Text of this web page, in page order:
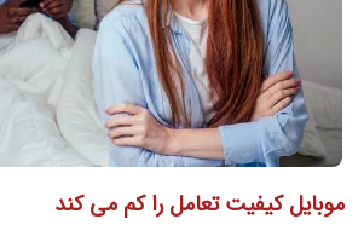
موبایل کیفیت تعامل را کم می کند